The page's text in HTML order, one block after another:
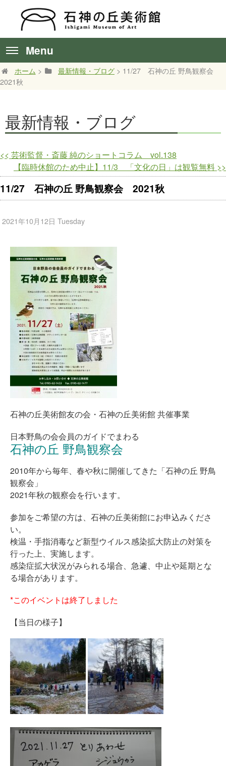
Menu
ホーム > 最新情報・ブログ > 11/27 石神の丘 野鳥観察会
2021秋
最新情報・ブログ
<< 芸術監督・斎藤 純のショートコラム vol.138
【臨時休館のため中止】11/3 「文化の日」は観覧無料 >>
11/27 石神の丘 野鳥観察会 2021秋
2021年10月12日 Tuesday
石神の丘美術館友の会・石神の丘美術館 共催事業
日本野鳥の会会員のガイドでまわる
石神の丘 野鳥観察会
2010年から毎年、春や秋に開催してきた「石神の丘 野鳥
観察会」
2021年秋の観察会を行います。
参加をご希望の方は、石神の丘美術館にお申込みくださ
い。
検温・手指消毒など新型ウイルス感染拡大防止の対策を
行った上、実施します。
感染症拡大状況がみられる場合、急遽、中止や延期とな
る場合があります。
*このイベントは終了しました
【当日の様子】